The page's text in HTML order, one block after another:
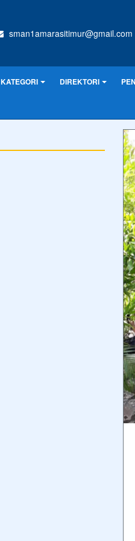
sman1amarasitimur@gmail.com
KATEGORI DIREKTORI